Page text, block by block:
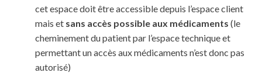
cet espace doit être accessible depuis l’espace client
mais et sans accès possible aux médicaments (le
cheminement du patient par l’espace technique et
permettant un accès aux médicaments n’est donc pas
autorisé)